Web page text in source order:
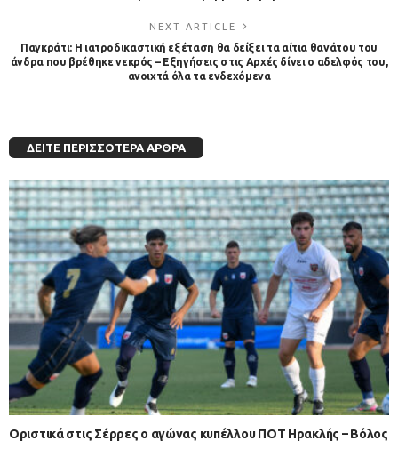
NEXT ARTICLE
Παγκράτι: Η ιατροδικαστική εξέταση θα δείξει τα αίτια θανάτου του
άνδρα που βρέθηκε νεκρός – Εξηγήσεις στις Αρχές δίνει ο αδελφός του,
ανοιχτά όλα τα ενδεχόμενα
ΔΕΊΤΕ ΠΕΡΙΣΣΌΤΕΡΑ ΆΡΘΡΑ
Οριστικά στις Σέρρες ο αγώνας κυπέλλου ΠΟΤ Ηρακλής – Βόλος